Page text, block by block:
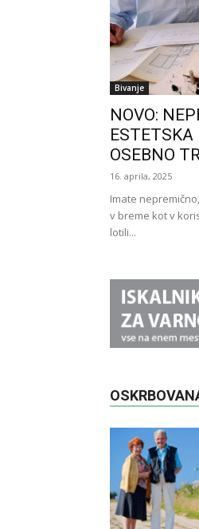
Bivanje
NOVO:
ESTETSKA
OSEBNO
16. aprila, 2025
Imate
v breme kot v
lotili...